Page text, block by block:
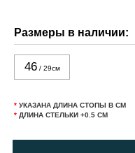
Размеры в наличии:
46/ 29см
* УКАЗАНА ДЛИНА СТОПЫ В СМ
* ДЛИНА СТЕЛЬКИ +0.5 СМ